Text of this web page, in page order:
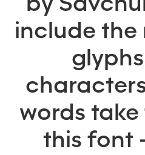
include
words
this font